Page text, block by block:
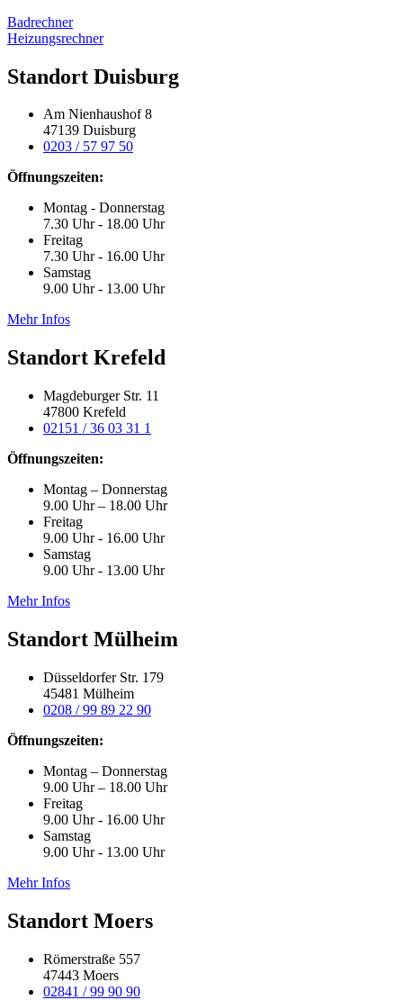
Badrechner
Heizungsrechner
Standort Duisburg
Am Nienhaushof 8
47139 Duisburg
0203 / 57 97 50
Öffnungszeiten:
Montag - Donnerstag
7.30 Uhr - 18.00 Uhr
Freitag
7.30 Uhr - 16.00 Uhr
Samstag
9.00 Uhr - 13.00 Uhr
Mehr Infos
Standort Krefeld
Magdeburger Str. 11
47800 Krefeld
02151 / 36 03 31 1
Öffnungszeiten:
Montag – Donnerstag
9.00 Uhr – 18.00 Uhr
Freitag
9.00 Uhr - 16.00 Uhr
Samstag
9.00 Uhr - 13.00 Uhr
Mehr Infos
Standort Mülheim
Düsseldorfer Str. 179
45481 Mülheim
0208 / 99 89 22 90
Öffnungszeiten:
Montag – Donnerstag
9.00 Uhr – 18.00 Uhr
Freitag
9.00 Uhr - 16.00 Uhr
Samstag
9.00 Uhr - 13.00 Uhr
Mehr Infos
Standort Moers
Römerstraße 557
47443 Moers
02841 / 99 90 90